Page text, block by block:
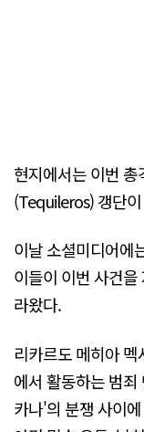
현지에서는 이번
(Tequileros) 갱단
이날 소셜미디어에
이들이 이번 사건
라왔다.
리카르도 메히아
에서 활동하는 범
카나'의 분쟁 사이